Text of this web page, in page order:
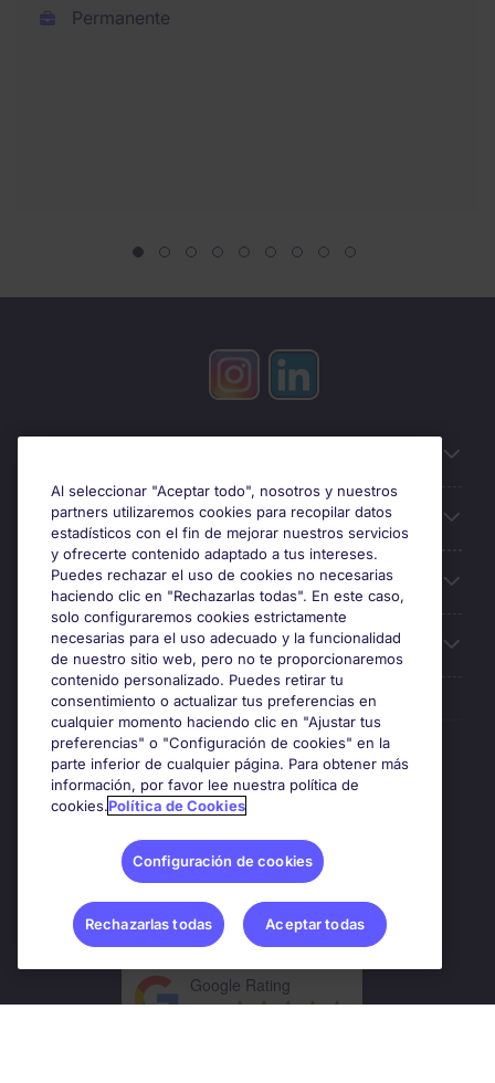
Permanente
Búsqueda de empleo
Oficinas
Sobre Michael Page
Premios y certificaciones
Google Rating
4.8
Al seleccionar "Aceptar todo", nosotros y nuestros
partners utilizaremos cookies para recopilar datos
estadísticos con el fin de mejorar nuestros servicios
y ofrecerte contenido adaptado a tus intereses.
Puedes rechazar el uso de cookies no necesarias
haciendo clic en "Rechazarlas todas". En este caso,
solo configuraremos cookies estrictamente
necesarias para el uso adecuado y la funcionalidad
de nuestro sitio web, pero no te proporcionaremos
contenido personalizado. Puedes retirar tu
consentimiento o actualizar tus preferencias en
cualquier momento haciendo clic en "Ajustar tus
preferencias" o "Configuración de cookies" en la
parte inferior de cualquier página. Para obtener más
información, por favor lee nuestra política de
cookies.Política de Cookies
Configuración de cookies
Rechazarlas todas Aceptar todas